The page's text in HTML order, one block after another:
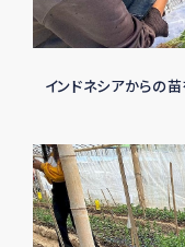
インドネシアからの